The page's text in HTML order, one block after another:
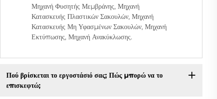
Μηχανή Φυσητής Μεμβράνης, Μηχανή
Κατασκευής Πλαστικών Σακουλών, Μηχανή
Κατασκευής Μη Υφασμένων Σακουλών, Μηχανή
Εκτύπωσης, Μηχανή Ανακύκλωσης.
Πού βρίσκεται το εργοστάσιό σας; Πώς μπορώ να το
επισκεφτώ;